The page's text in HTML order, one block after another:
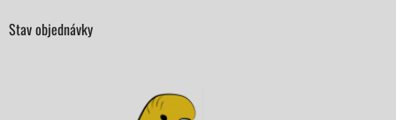
Stav objednávky